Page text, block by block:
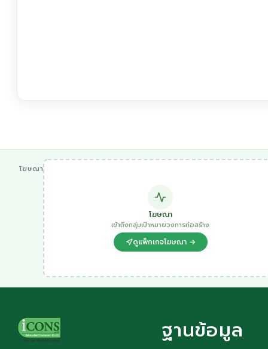
โฆษณา
โฆษณา
เข้าถึงกลุ่มเป้าหมายวงการก่อสร้าง
ดูแพ็กเกจโฆษณา →
ฐานข้อมูล